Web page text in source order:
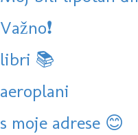
Važno❗️
libri 📚
aeroplani
s moje adrese 😊